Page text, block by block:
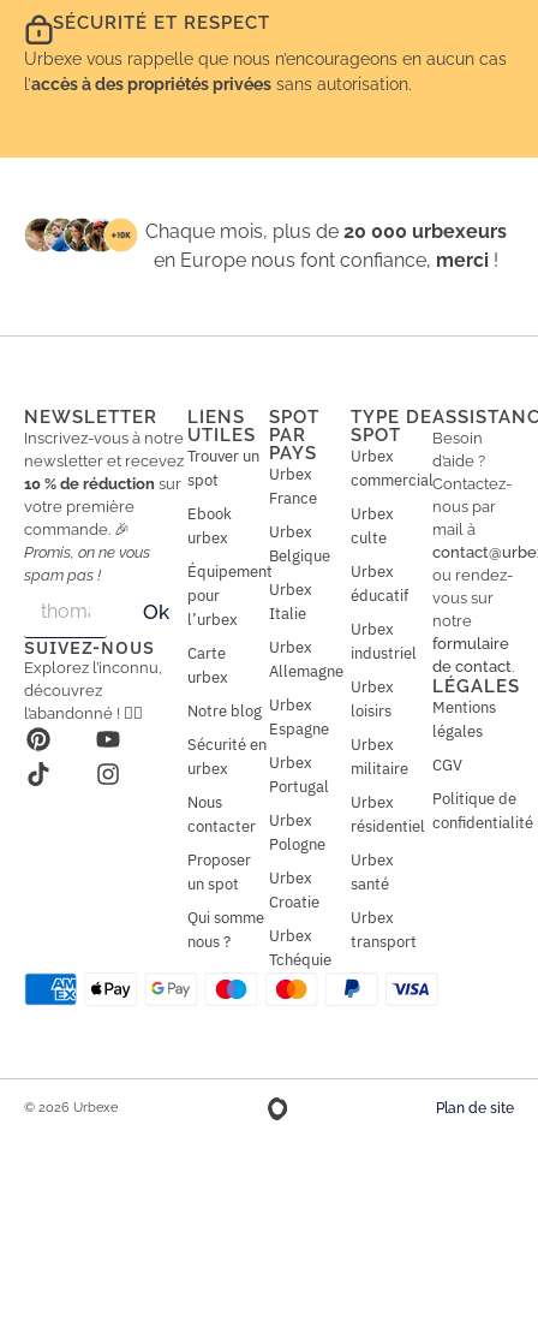
SÉCURITÉ ET RESPECT
Urbexe vous rappelle que nous n’encourageons en aucun cas
l’accès à des propriétés privées sans autorisation.
Chaque mois, plus de20 000 urbexeurs
en Europe nous font confiance, merci !
NEWSLETTER
Inscrivez-vous à notre
newsletter et recevez
10 % de réduction sur
votre première
commande. 🎉
Promis, on ne vous
spam pas !
a
i
l
a
i
l
*
Ok
SUIVEZ-NOUS
Explorez l’inconnu,
découvrez
l’abandonné ! 🕵️‍♂️
LIENS
UTILES
Trouver un
spot
Ebook
urbex
Équipement
pour
l’urbex
Carte
urbex
Notre blog
Sécurité en
urbex
Nous
contacter
Proposer
un spot
Qui somme
nous ?
SPOT
PAR
PAYS
Urbex
France
Urbex
Belgique
Urbex
Italie
Urbex
Allemagne
Urbex
Espagne
Urbex
Portugal
Urbex
Pologne
Urbex
Croatie
Urbex
Tchéquie
TYPE DE
SPOT
Urbex
commercial
Urbex
culte
Urbex
éducatif
Urbex
industriel
Urbex
loisirs
Urbex
militaire
Urbex
résidentiel
Urbex
santé
Urbex
transport
Besoin
d’aide ?
Contactez-
nous par
mail à
ou rendez-
vous sur
notre
formulaire
de contact.
LÉGALES
Mentions
légales
CGV
Politique de
confidentialité
© 2026 Urbexe Plan de site